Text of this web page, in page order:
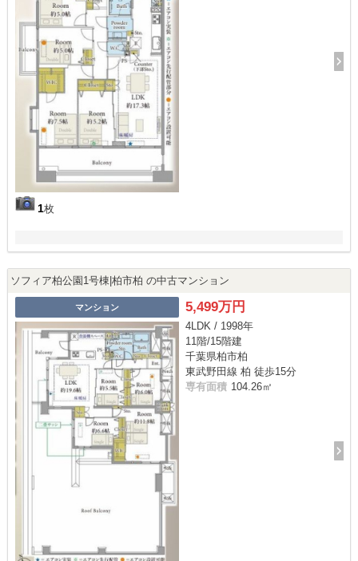
1枚
ソフィア柏公園1号棟|柏市柏 の中古マンション
マンション 5,499万円
4LDK / 1998年
11階/15階建
千葉県柏市柏
東武野田線 柏 徒歩15分
専有面積 104.26㎡